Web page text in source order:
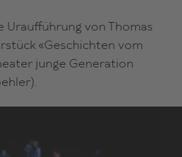
Uraufführung von Thomas
«Geschichten vom
junge Generation